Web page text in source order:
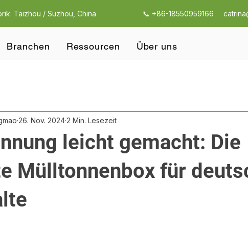
Taizhou / Suzhou, China 📞 +86-18550959166
Branchen Ressourcen Über uns
leicht gemacht: Die
Mülltonnenbox für
26. Nov. 2024 2 Min. Lesezeit